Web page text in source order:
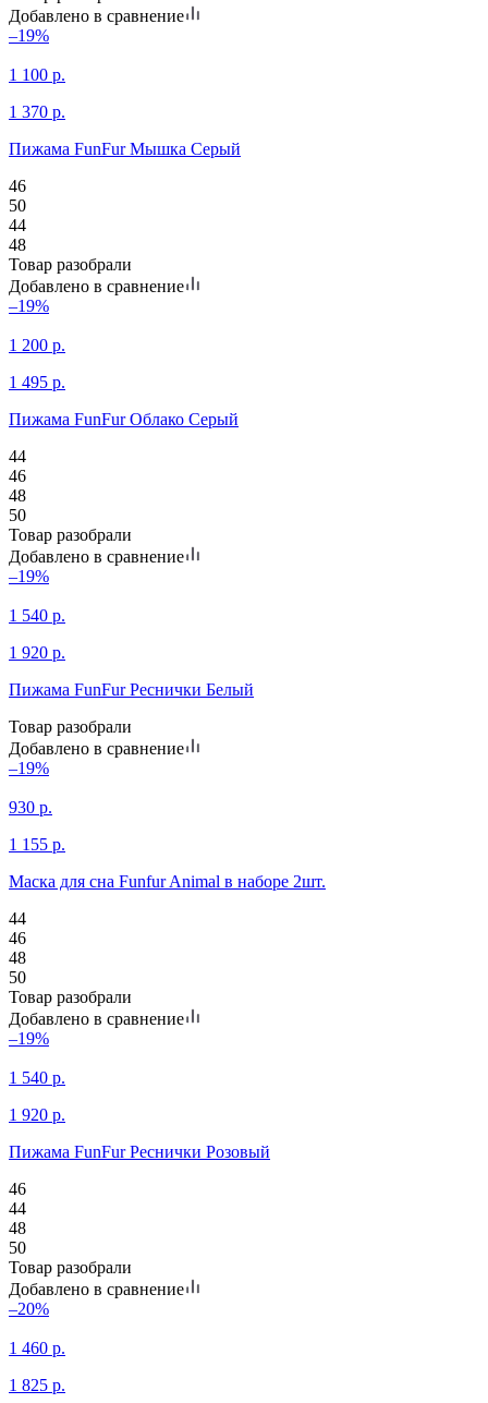
Добавлено в сравнение
–19%
1 100 р.
1 370 р.
Пижама FunFur Мышка Серый
46
50
44
48
Товар разобрали
Добавлено в сравнение
–19%
1 200 р.
1 495 р.
Пижама FunFur Облако Серый
44
46
48
50
Товар разобрали
Добавлено в сравнение
–19%
1 540 р.
1 920 р.
Пижама FunFur Реснички Белый
Товар разобрали
Добавлено в сравнение
–19%
930 р.
1 155 р.
Маска для сна Funfur Animal в наборе 2шт.
44
46
48
50
Товар разобрали
Добавлено в сравнение
–19%
1 540 р.
1 920 р.
Пижама FunFur Реснички Розовый
46
44
48
50
Товар разобрали
Добавлено в сравнение
–20%
1 460 р.
1 825 р.